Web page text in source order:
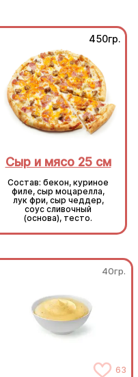
450гр.
Сыр и мясо 25 см
Состав: бекон, куриное
филе, сыр моцарелла,
лук фри, сыр чеддер,
соус сливочный
(основа), тесто.
40гр.
63